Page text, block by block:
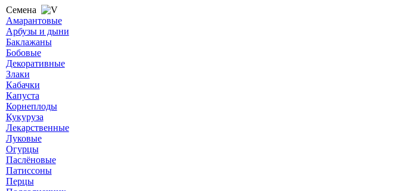
Семена
Амарантовые
Арбузы и дыни
Баклажаны
Бобовые
Декоративные
Злаки
Кабачки
Капуста
Корнеплоды
Кукуруза
Лекарственные
Луковые
Огурцы
Паслёновые
Патиссоны
Перцы